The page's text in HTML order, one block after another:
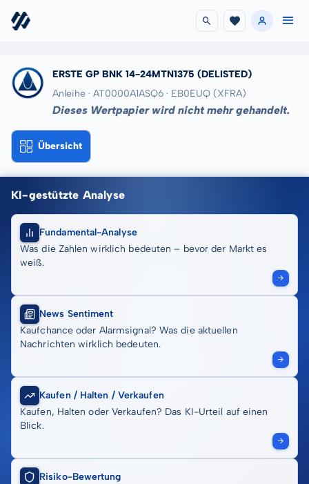
ERSTE GP BNK 14-24MTN1375 (DELISTED)
Anleihe · AT0000A1ASQ6 · EB0EUQ (XFRA)
Dieses Wertpapier wird nicht mehr gehandelt.
Übersicht
KI-gestützte Analyse
Fundamental-Analyse
Was die Zahlen wirklich bedeuten – bevor der Markt es
weiß.
News Sentiment
Kaufchance oder Alarmsignal? Was die aktuellen
Nachrichten wirklich bedeuten.
Kaufen / Halten / Verkaufen
Kaufen, Halten oder Verkaufen? Das KI-Urteil auf einen
Blick.
Risiko-Bewertung